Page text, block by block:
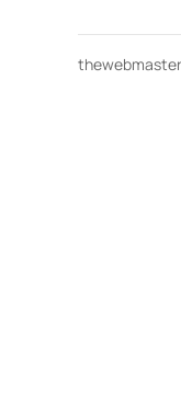
thewebmaster